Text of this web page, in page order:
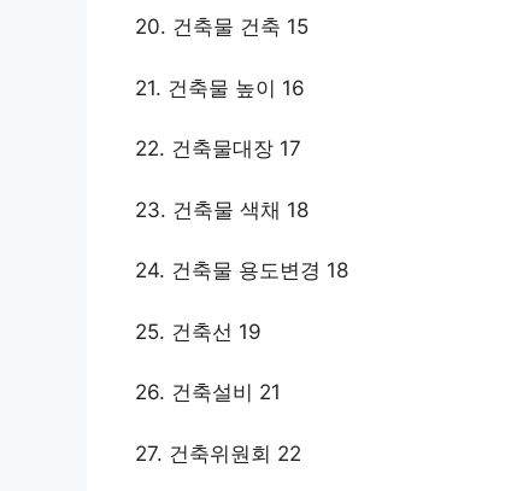
20. 건축물 건축 15
21. 건축물 높이 16
22. 건축물대장 17
23. 건축물 색채 18
24. 건축물 용도변경 18
25. 건축선 19
26. 건축설비 21
27. 건축위원회 22